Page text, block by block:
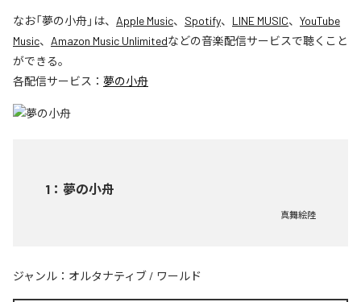
なお「夢の小舟」は、 Apple Music、 Spotify、 LINE MUSIC、 YouTube
Music、 Amazon Music Unlimitedなどの音楽配信サービスで聴くこと
ができる。
各配信サービス： 夢の小舟
1 ： 夢の小舟
真舞絵陸
ジャンル： オルタナティブ / ワールド